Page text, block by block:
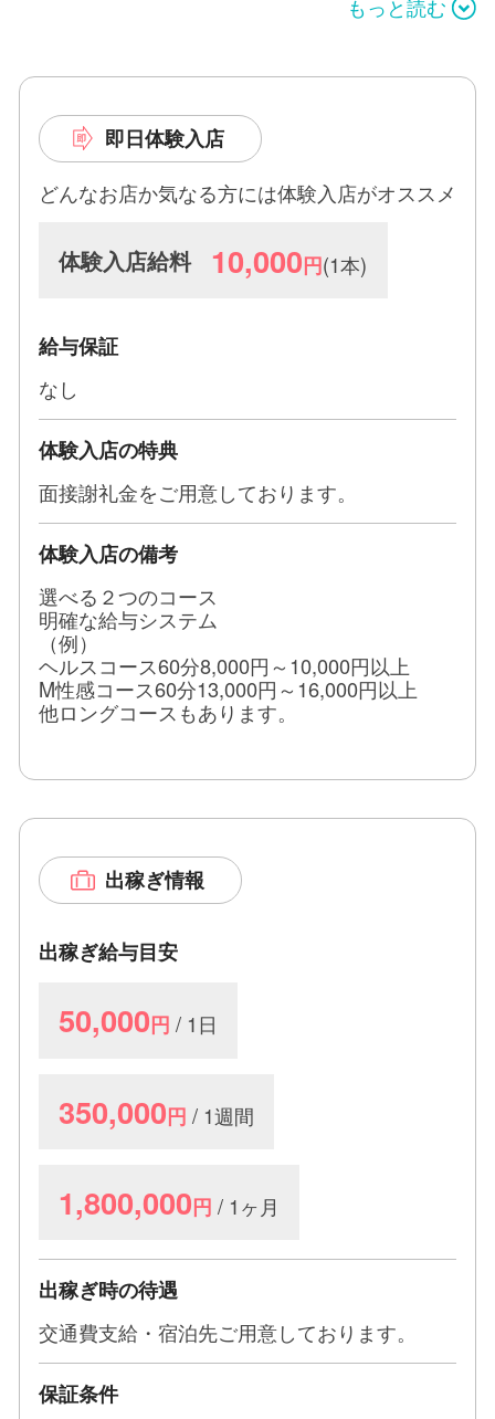
業界未経験の方でも安心してスタートできます。
さらに、経験者の方や高収入を目指したい方には、
M性感コースでしっかり稼げる環境もご用意。
頑張りや経験を正当に評価いたします。
性現場スタッフ”も募集中。
顔出しなし勤務OK・身バレ対策も徹底。
「稼ぎたい」「環境を変えたい」そんな方は、ぜひ
もっと読む
即日体験入店
どんなお店か気なる方には体験入店がオススメ
体験入店給料 10,000円(1本)
給与保証
なし
体験入店の特典
面接謝礼金をご用意しております。
体験入店の備考
選べる２つのコース
明確な給与システム
（例）
ヘルスコース60分8,000円～10,000円以上
M性感コース60分13,000円～16,000円以上
他ロングコースもあります。
出稼ぎ情報
出稼ぎ給与目安
50,000円 / 1日
350,000円 / 1週間
1,800,000円 / 1ヶ月
出稼ぎ時の待遇
交通費支給・宿泊先ご用意しております。
保証条件